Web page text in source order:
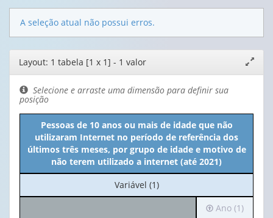
A seleção atual não possui erros.
Editor
de
layout
janela
Layout: 1 tabela [1 x 1] - 1 valor
Selecione e arraste uma dimensão para definir sua
posição
Pessoas de 10 anos ou mais de idade que não
utilizaram Internet no período de referência dos
últimos três meses, por grupo de idade e motivo de
não terem utilizado a internet (até 2021)
No
cabeçalho:
Variável (1)
IráAno (1)